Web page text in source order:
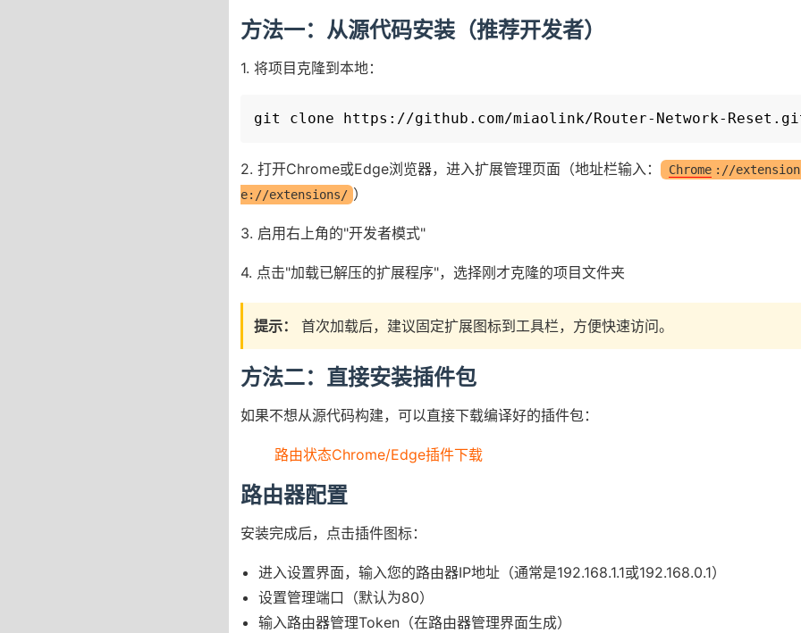
方法一：从源代码安装（推荐开发者）
1. 将项目克隆到本地：
git clone https://github.com/miaolink/Router-Network-
2. 打开Chrome或Edge浏览器，进入扩展管理页面（地址栏输入： Chrome ://
e://extensions/ ）
3. 启用右上角的"开发者模式"
4. 点击"加载已解压的扩展程序"，选择刚才克隆的项目文件夹
提示： 首次加载后，建议固定扩展图标到工具栏，方便快速访问。
方法二：直接安装插件包
如果不想从源代码构建，可以直接下载编译好的插件包：
路由状态Chrome/Edge插件下载
路由器配置
安装完成后，点击插件图标：
进入设置界面，输入您的路由器IP地址（通常是192.168.1.1或192.168.0.1）
设置管理端口（默认为80）
输入路由器管理Token（在路由器管理界面生成）